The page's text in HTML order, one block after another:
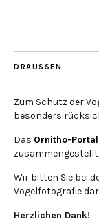
DRAUSSEN
Zum Schutz der
besonders
Das Ornitho-Portal
zusammengestellt.
Wir bitten Sie bei
Vogelfotografie
Herzlichen Dank!